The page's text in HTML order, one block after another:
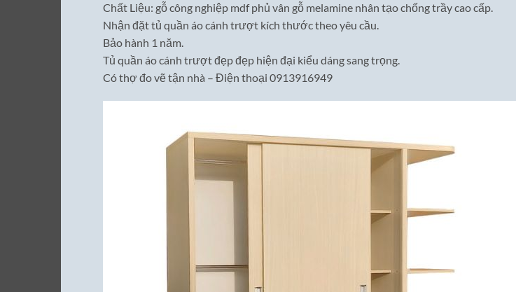
Chất Liệu: gỗ công nghiệp mdf phủ vân gỗ melamine nhân tạo chống trầy cao cấp.
Nhận đặt tủ quần áo cánh trượt kích thướctheo yêu cầu.
Bảo hành 1 năm.
Tủ quần áo cánh trượt đẹp đẹp hiện đại kiểu dáng sang trọng.
Có thợ đo vẽ tận nhà – Điện thoại 0913916949